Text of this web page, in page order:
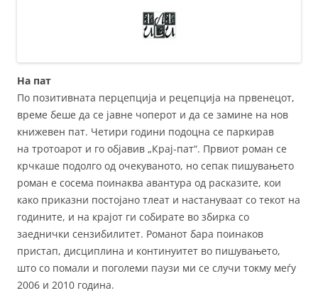
На пат
По позитивната перцепција и рецепција на првенецот,
време беше да се јавне чоперот и да се замине на нов
книжевен пат. Четири години подоцна се паркирав
на тротоарот и го објавив „Крај-пат“. Првиот роман се
крчкаше подолго од очекуваното, но сепак пишувањето
роман е сосема поинаква авантура од расказите, кои
како приказни постојано тлеат и настануваат со текот на
годините, и на крајот ги собирате во збирка со
заеднички сензибилитет. Романот бара поинаков
пристап, дисциплина и континуитет во пишувањето,
што со помали и поголеми паузи ми се случи токму меѓу
2006 и 2010 година.